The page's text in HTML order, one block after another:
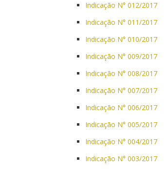
Indicação N° 012/2017
Indicação N° 011/2017
Indicação N° 010/2017
Indicação N° 009/2017
Indicação N° 008/2017
Indicação N° 007/2017
Indicação N° 006/2017
Indicação N° 005/2017
Indicação N° 004/2017
Indicação N° 003/2017